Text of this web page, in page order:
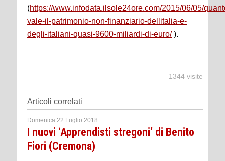
(https://www.infodata.ilsole24ore.com/2015/06/05/
vale-il-patrimonio-non-finanziario-dellitalia-e-
degli-italiani-quasi-9600-miliardi-di-euro/).
1344 visite
Articoli correlati
Domenica 22 Luglio 2018
I nuovi ‘Apprendisti stregoni’ di Benito
Fiori (Cremona)